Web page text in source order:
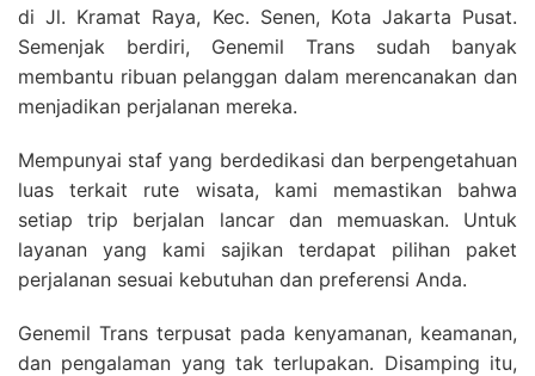
di Jl. Kramat Raya, Kec. Senen, Kota Jakarta Pusat.
Semenjak berdiri, Genemil Trans sudah banyak
membantu ribuan pelanggan dalam merencanakan dan
menjadikan perjalanan mereka.
Mempunyai staf yang berdedikasi dan berpengetahuan
luas terkait rute wisata, kami memastikan bahwa
setiap trip berjalan lancar dan memuaskan. Untuk
layanan yang kami sajikan terdapat pilihan paket
perjalanan sesuai kebutuhan dan preferensi Anda.
Genemil Trans terpusat pada kenyamanan, keamanan,
dan pengalaman yang tak terlupakan. Disamping itu,